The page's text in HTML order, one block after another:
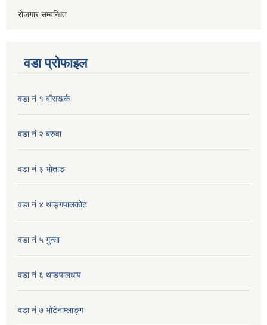
रोजगार सम्बन्धित
वडा प्रोफाइल
वडा नं १ बाँसखर्क
वडा नं २ बरुवा
वडा नं ३ भाेताङ
वडा नं ४ थाङ्गपालकाेट
वडा नं ५ गुन्सा
वडा नं ६ थाङपालधाप
वडा नं ७ भाेटेनाम्लाङ्ग